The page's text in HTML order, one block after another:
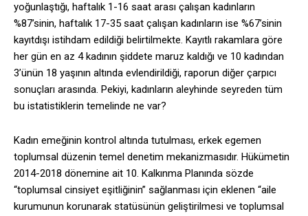
yoğunlaştığı, haftalık 1-16 saat arası çalışan kadınların
%87’sinin, haftalık 17-35 saat çalışan kadınların ise %67’sinin
kayıtdışı istihdam edildiği belirtilmekte. Kayıtlı rakamlara göre
her gün en az 4 kadının şiddete maruz kaldığı ve 10 kadından
3’ünün 18 yaşının altında evlendirildiği, raporun diğer çarpıcı
sonuçları arasında. Pekiyi, kadınların aleyhinde seyreden tüm
bu istatistiklerin temelinde ne var?
Kadın emeğinin kontrol altında tutulması, erkek egemen
toplumsal düzenin temel denetim mekanizmasıdır. Hükümetin
2014-2018 dönemine ait 10. Kalkınma Planında sözde
“toplumsal cinsiyet eşitliğinin” sağlanması için eklenen “aile
kurumunun korunarak statüsünün geliştirilmesi ve toplumsal